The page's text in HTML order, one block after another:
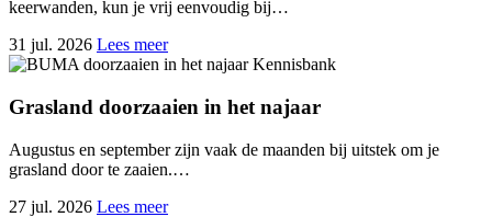
keerwanden, kun je vrij eenvoudig bij…
31 jul. 2026 Lees meer
Kennisbank
Grasland doorzaaien in het najaar
Augustus en september zijn vaak de maanden bij uitstek om je
grasland door te zaaien.…
27 jul. 2026 Lees meer